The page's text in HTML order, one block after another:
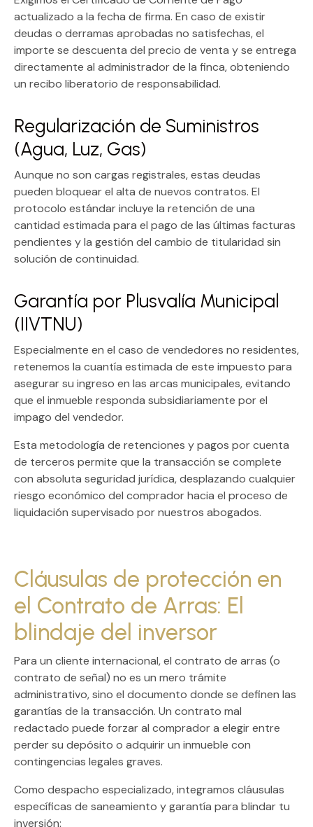
actualizado a la fecha de firma. En caso de existir
deudas o derramas aprobadas no satisfechas, el
importe se descuenta del precio de venta y se entrega
directamente al administrador de la finca, obteniendo
un recibo liberatorio de responsabilidad.
Regularización de Suministros
(Agua, Luz, Gas)
Aunque no son cargas registrales, estas deudas
pueden bloquear el alta de nuevos contratos. El
protocolo estándar incluye la retención de una
cantidad estimada para el pago de las últimas facturas
pendientes y la gestión del cambio de titularidad sin
solución de continuidad.
Garantía por Plusvalía Municipal
(IIVTNU)
Especialmente en el caso de vendedores no residentes,
retenemos la cuantía estimada de este impuesto para
asegurar su ingreso en las arcas municipales, evitando
que el inmueble responda subsidiariamente por el
impago del vendedor.
Esta metodología de retenciones y pagos por cuenta
de terceros permite que la transacción se complete
con absoluta seguridad jurídica, desplazando cualquier
riesgo económico del comprador hacia el proceso de
liquidación supervisado por nuestros abogados.
Cláusulas de protección en
el Contrato de Arras: El
blindaje del inversor
Para un cliente internacional, el contrato de arras (o
contrato de señal) no es un mero trámite
administrativo, sino el documento donde se definen las
garantías de la transacción. Un contrato mal
redactado puede forzar al comprador a elegir entre
perder su depósito o adquirir un inmueble con
contingencias legales graves.
Como despacho especializado, integramos cláusulas
específicas de saneamiento y garantía para blindar tu
inversión: